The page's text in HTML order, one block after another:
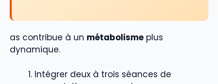
as contribue à un métabolisme plus
dynamique.
Intégrer deux à trois séances de